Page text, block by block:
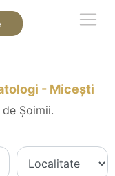
- Miceşti
Șoimii.